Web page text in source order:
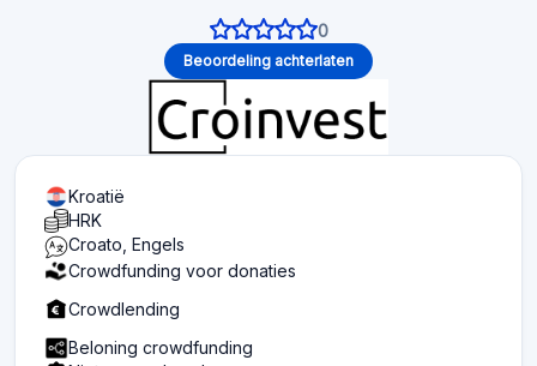
0
Beoordeling achterlaten
Kroatië
HRK
Croato, Engels
Crowdfunding voor donaties
Crowdlending
Beloning crowdfunding